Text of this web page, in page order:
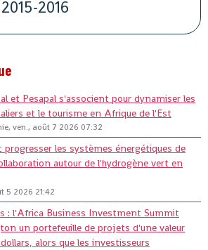
2016
et Pesapal s'associent pour dynamiser les
et le tourisme en Afrique de l'Est
ven., août 7 2026 07:32
les systèmes énergétiques de
autour de l'hydrogène vert en
5 2026 21:42
: l'Africa Business Investment Summit
un portefeuille de projets d'une valeur
alors que les investisseurs